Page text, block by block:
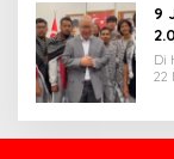
9
Di
22